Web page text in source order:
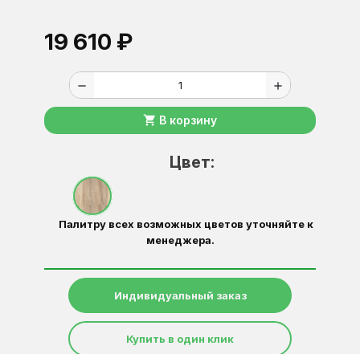
19 610 ₽
remove add
shopping_cart В корзину
Цвет:
Палитру всех возможных цветов уточняйте к
менеджера.
Индивидуальный заказ
Купить в один клик